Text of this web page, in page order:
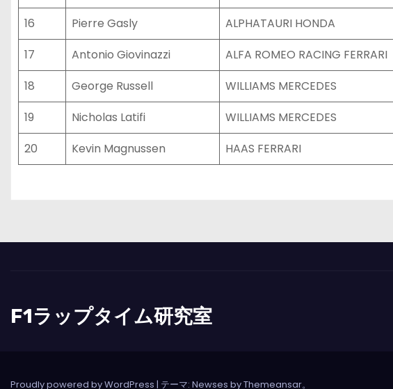
16
Pierre Gasly ALPHATAURI HONDA
17
Antonio Giovinazzi ALFA ROMEO RACING FERRARI
18
George Russell WILLIAMS MERCEDES
19
Nicholas Latifi WILLIAMS MERCEDES
20
Kevin Magnussen HAAS FERRARI
F1ラップタイム研究室
Proudly powered by WordPress | テーマ: Newses byThemeansar。